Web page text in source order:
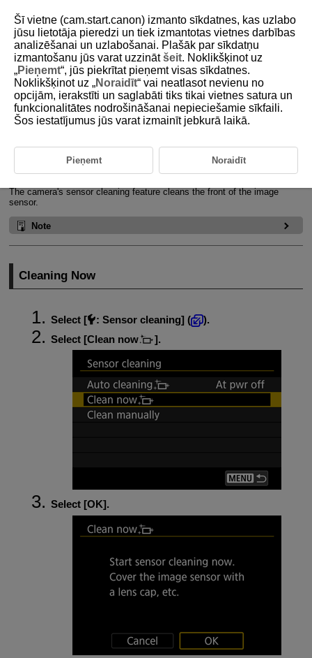
D388-222
Sensor Cleaning
Cleaning Now
Cleaning Automatically
The camera's sensor cleaning feature cleans the front of the image
sensor.
Note
Cleaning Now
Select [ : Sensor cleaning] (
).
Select [Clean now ].
Select [OK].
Šī vietne (cam.start.canon) izmanto sīkdatnes, kas uzlabo
jūsu lietotāja pieredzi un tiek izmantotas vietnes darbības
analizēšanai un uzlabošanai. Plašāk par sīkdatņu
izmantošanu jūs varat uzzinātšeit. Noklikšķinot uz
„Pieņemt“, jūs piekrītat pieņemt visas sīkdatnes.
Noklikšķinot uz „Noraidīt“ vai neatlasot nevienu no
opcijām, ierakstīti un saglabāti tiks tikai vietnes satura un
funkcionalitātes nodrošināšanai nepieciešamie sīkfaili.
Šos iestatījumus jūs varat izmainīt jebkurā laikā.
Pieņemt Noraidīt